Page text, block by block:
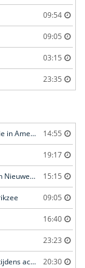
09:54
09:05
03:15
23:35
Brandweer redt jonge ganzen uit benarde situatie in Amersfoort 14:55
19:17
Groot stuk gras in brand naast transportbedrijf in Nieuwegein 15:15
09:05
16:40
23:23
Agent gewond en politieauto zwaar beschadigd tijdens achtervolging in Uden 20:30